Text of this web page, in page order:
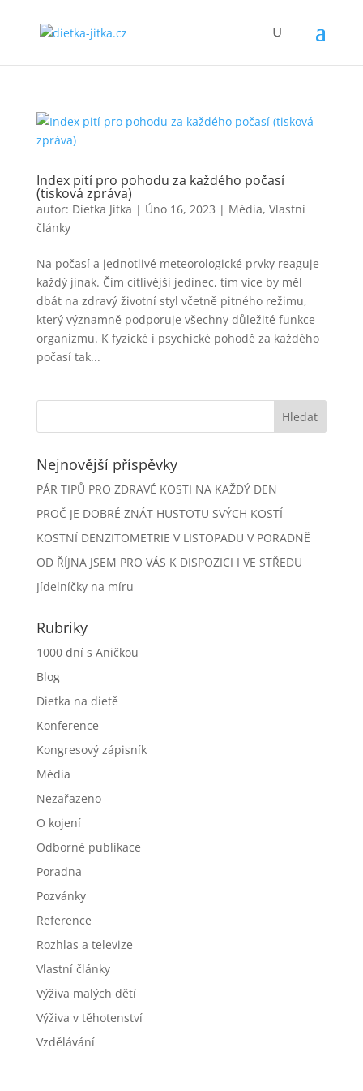
Index pití pro pohodu za každého počasí
(tisková zpráva)
autor: Dietka Jitka | Úno 16, 2023 | Média, Vlastní
články
Na počasí a jednotlivé meteorologické prvky reaguje
každý jinak. Čím citlivější jedinec, tím více by měl
dbát na zdravý životní styl včetně pitného režimu,
který významně podporuje všechny důležité funkce
organizmu. K fyzické i psychické pohodě za každého
počasí tak...
Nejnovější příspěvky
PÁR TIPŮ PRO ZDRAVÉ KOSTI NA KAŽDÝ DEN
PROČ JE DOBRÉ ZNÁT HUSTOTU SVÝCH KOSTÍ
KOSTNÍ DENZITOMETRIE V LISTOPADU V PORADNĚ
OD ŘÍJNA JSEM PRO VÁS K DISPOZICI I VE STŘEDU
Jídelníčky na míru
Rubriky
1000 dní s Aničkou
Blog
Dietka na dietě
Konference
Kongresový zápisník
Média
Nezařazeno
O kojení
Odborné publikace
Poradna
Pozvánky
Reference
Rozhlas a televize
Vlastní články
Výživa malých dětí
Výživa v těhotenství
Vzdělávání